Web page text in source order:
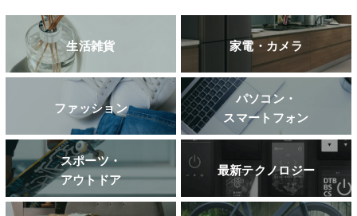
生活雑貨 家電・カメラ
ファッション
パソコン・
スマートフォン
スポーツ・
アウトドア
最新テクノロジー